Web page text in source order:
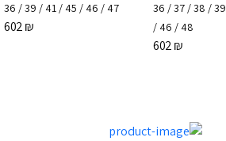
36 /37 /38 /39
/ 46 / 48
602₪
36 /39 / 41/ 45 / 46 / 47
602₪